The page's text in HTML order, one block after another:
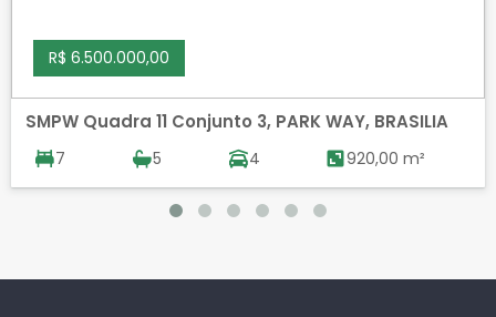
R$ 6.500.000,00
SMPW Quadra 11 Conjunto 3, PARK WAY, BRASILIA
7 5 4 920,00 m²